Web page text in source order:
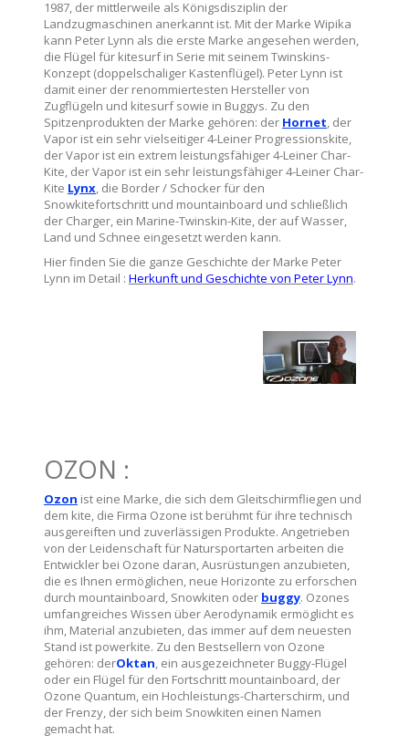
1987, der mittlerweile als Königsdisziplin der
Landzugmaschinen anerkannt ist. Mit der Marke Wipika
kann Peter Lynn als die erste Marke angesehen werden,
die Flügel für kitesurf in Serie mit seinem Twinskins-
Konzept (doppelschaliger Kastenflügel). Peter Lynn ist
damit einer der renommiertesten Hersteller von
Zugflügeln und kitesurf sowie in Buggys. Zu den
Spitzenprodukten der Marke gehören: der Hornet, der
Vapor ist ein sehr vielseitiger 4-Leiner Progressionskite,
der Vapor ist ein extrem leistungsfähiger 4-Leiner Char-
Kite, der Vapor ist ein sehr leistungsfähiger 4-Leiner Char-
Kite Lynx, die Border / Schocker für den
Snowkitefortschritt und mountainboard und schließlich
der Charger, ein Marine-Twinskin-Kite, der auf Wasser,
Land und Schnee eingesetzt werden kann.
Hier finden Sie die ganze Geschichte der Marke Peter
Lynn im Detail : Herkunft und Geschichte von Peter Lynn.
OZON :
Ozon ist eine Marke, die sich dem Gleitschirmfliegen und
dem kite, die Firma Ozone ist berühmt für ihre technisch
ausgereiften und zuverlässigen Produkte. Angetrieben
von der Leidenschaft für Natursportarten arbeiten die
Entwickler bei Ozone daran, Ausrüstungen anzubieten,
die es Ihnen ermöglichen, neue Horizonte zu erforschen
durch mountainboard, Snowkiten oder buggy. Ozones
umfangreiches Wissen über Aerodynamik ermöglicht es
ihm, Material anzubieten, das immer auf dem neuesten
Stand ist powerkite. Zu den Bestsellern von Ozone
gehören: derOktan, ein ausgezeichneter Buggy-Flügel
oder ein Flügel für den Fortschritt mountainboard, der
Ozone Quantum, ein Hochleistungs-Charterschirm, und
der Frenzy, der sich beim Snowkiten einen Namen
gemacht hat.